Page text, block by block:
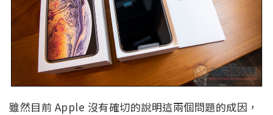
雖然目前 Apple 沒有確切的說明這兩個問題的成因，